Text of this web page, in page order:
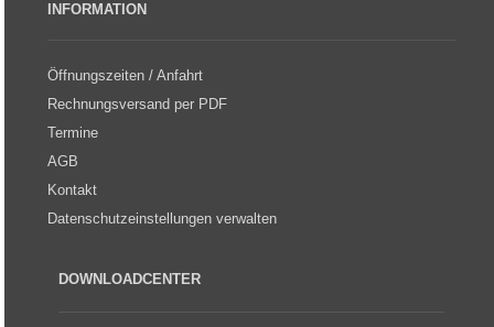
INFORMATION
Öffnungszeiten / Anfahrt
Rechnungsversand per PDF
Termine
AGB
Kontakt
Datenschutzeinstellungen verwalten
DOWNLOADCENTER